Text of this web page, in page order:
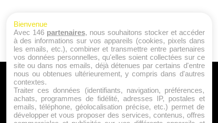
A PROPOS
Qui sommes nous ?
Mentions Légales
Publicité
Bienvenue
Avec 146 partenaires, nous souhaitons stocker et accéder
à des informations sur vos appareils (cookies, pixels dans
les emails, etc.), combiner et transmettre entre partenaires
vos données personnelles, qu'elles soient collectées sur ce
site ou dans nos emails, déjà détenues par certains d'entre
nous ou obtenues ultérieurement, y compris dans d'autres
contextes.
Traiter ces données (identifiants, navigation, préférences,
achats, programmes de fidélité, adresses IP, postales et
emails, téléphone, géolocalisation précise, etc.) permet de
développer et vous proposer des services, contenus, offres